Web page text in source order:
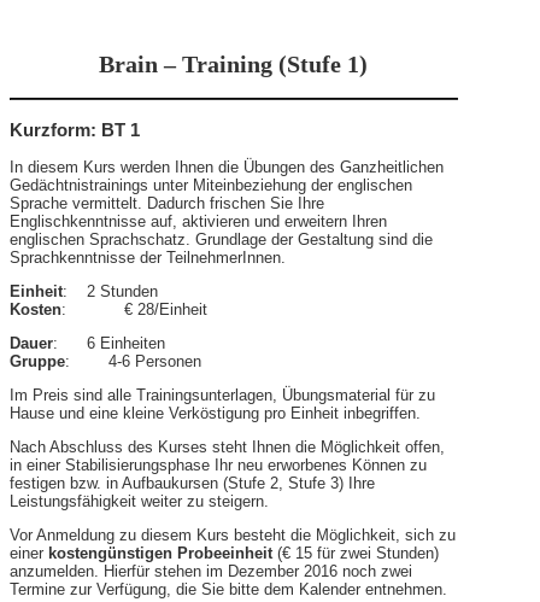
Brain – Training (Stufe 1)
Kurzform: BT 1
In diesem Kurs werden Ihnen die Übungen des Ganzheitlichen
Gedächtnistrainings unter Miteinbeziehung der englischen
Sprache vermittelt. Dadurch frischen Sie Ihre
Englischkenntnisse auf, aktivieren und erweitern Ihren
englischen Sprachschatz. Grundlage der Gestaltung sind die
Sprachkenntnisse der TeilnehmerInnen.
Einheit: 2 Stunden
Kosten: € 28/Einheit
Dauer: 6 Einheiten
Gruppe: 4-6 Personen
Im Preis sind alle Trainingsunterlagen, Übungsmaterial für zu
Hause und eine kleine Verköstigung pro Einheit inbegriffen.
Nach Abschluss des Kurses steht Ihnen die Möglichkeit offen,
in einer Stabilisierungsphase Ihr neu erworbenes Können zu
festigen bzw. in Aufbaukursen (Stufe 2, Stufe 3) Ihre
Leistungsfähigkeit weiter zu steigern.
Vor Anmeldung zu diesem Kurs besteht die Möglichkeit, sich zu
einer kostengünstigen Probeeinheit (€ 15 für zwei Stunden)
anzumelden. Hierfür stehen im Dezember 2016 noch zwei
Termine zur Verfügung, die Sie bitte dem Kalender entnehmen.